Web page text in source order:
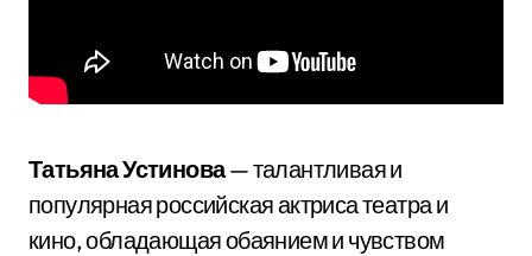
Татьяна Устинова— талантливая и
популярная российская актриса театра и
кино, обладающая обаянием и чувством